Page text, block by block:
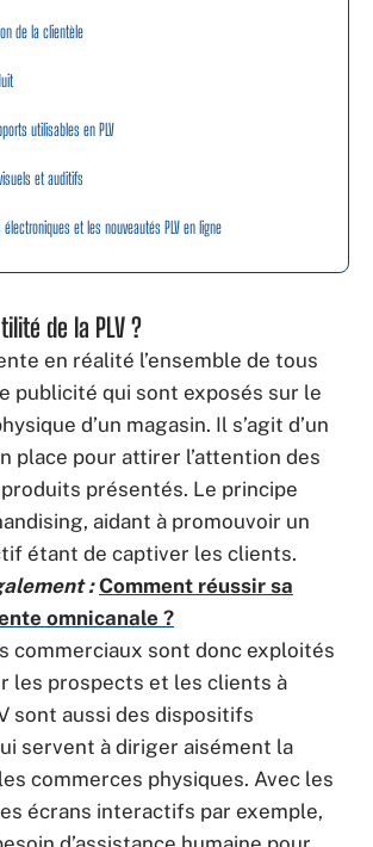
de la clientèle
utilisables en PLV
et auditifs
et les nouveautés PLV en ligne
de la PLV ?
en réalité l’ensemble de tous
publicité qui sont exposés sur le
d’un magasin. Il s’agit d’un
place pour attirer l’attention des
présentés. Le principe
aidant à promouvoir un
étant de captiver les clients.
: Comment réussir sa
omnicanale ?
commerciaux sont donc exploités
les prospects et les clients à
sont aussi des dispositifs
servent à diriger aisément la
commerces physiques. Avec les
écrans interactifs par exemple,